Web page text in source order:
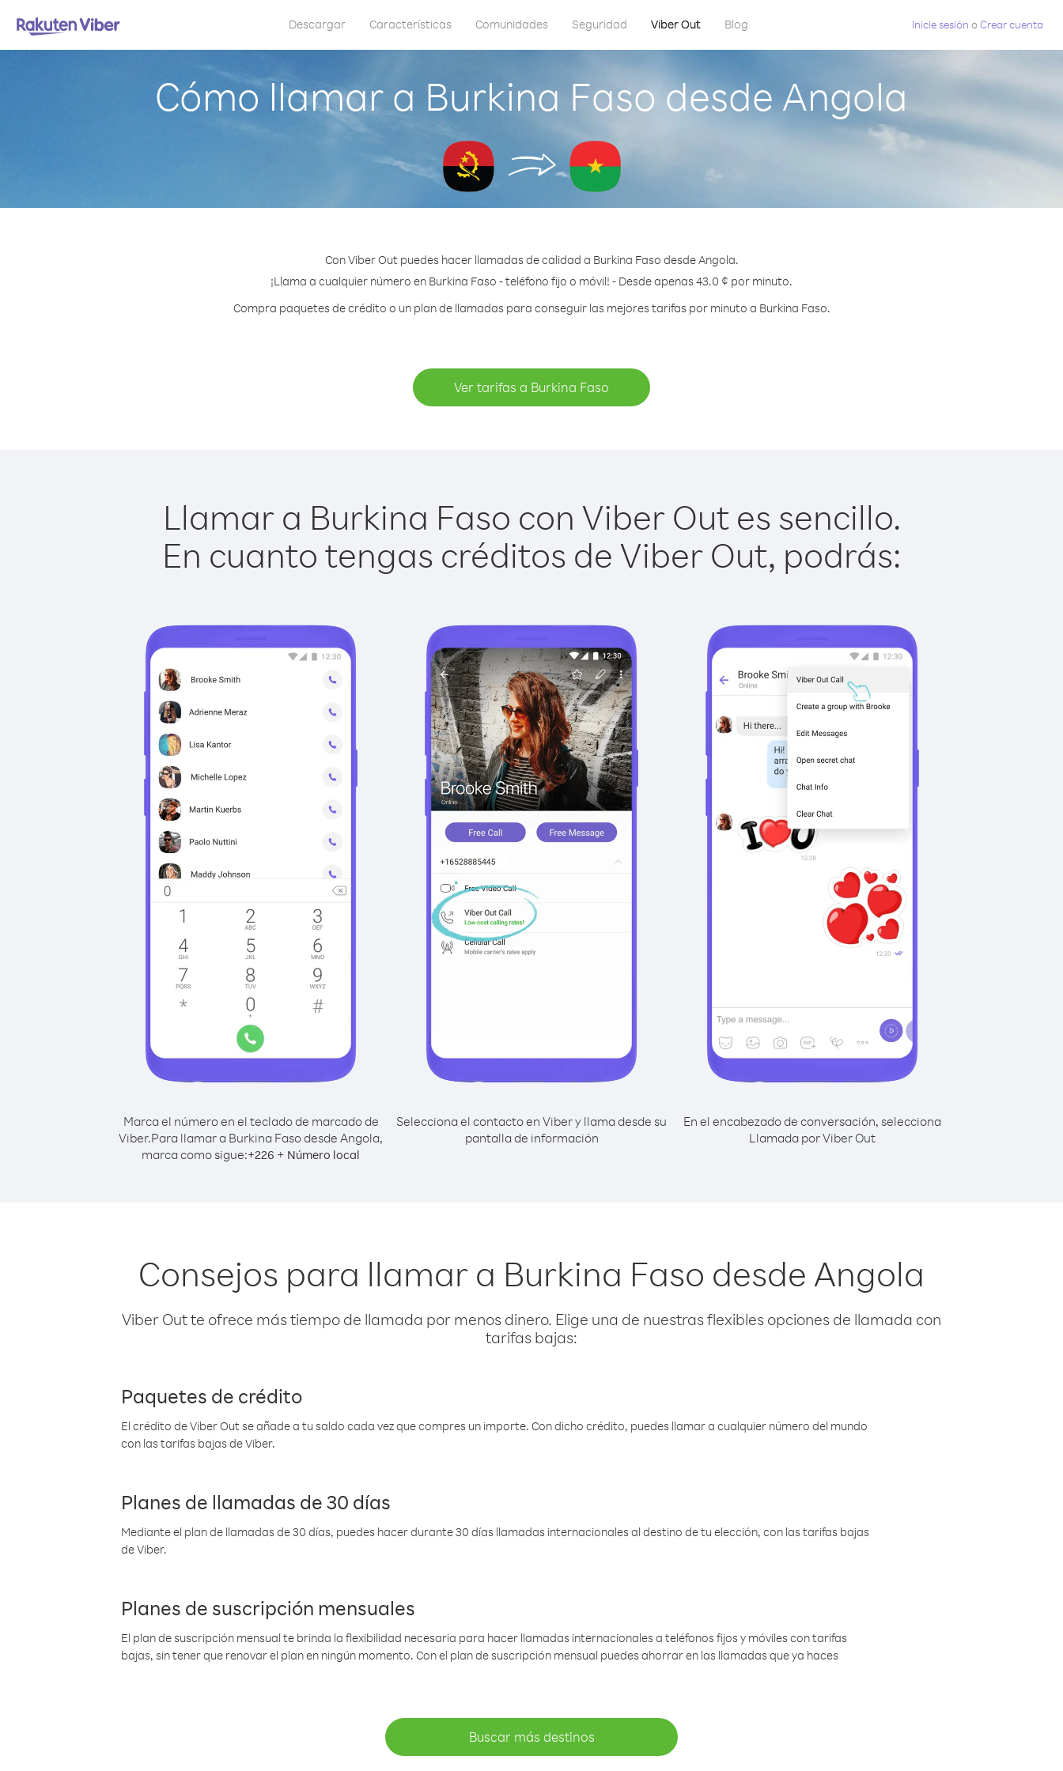
Descargar Características Comunidades Seguridad Viber Out Blog Inicie sesión oCrear cuenta
Cómo llamar a Burkina Faso desde Angola
Con Viber Out puedes hacer llamadas de calidad a Burkina Faso desde Angola.
¡Llama a cualquier número en Burkina Faso - teléfono fijo o móvil! - Desde apenas 43.0 ¢ por minuto.
Compra paquetes de crédito o un plan de llamadas para conseguir las mejores tarifas por minuto a Burkina Faso.
Ver tarifas a Burkina Faso
Llamar a Burkina Faso con Viber Out es sencillo.
En cuanto tengas créditos de Viber Out, podrás:
Marca el número en el teclado de marcado de
Viber.Para llamar a Burkina Faso desde Angola,
marca como sigue:+226 + Número local
Selecciona el contacto en Viber y llama desde su
pantalla de información
En el encabezado de conversación, selecciona
Llamada por Viber Out
Consejos para llamar a Burkina Faso desde Angola
Viber Out te ofrece más tiempo de llamada por menos dinero. Elige una de nuestras flexibles opciones de llamada con
tarifas bajas:
Paquetes de crédito
El crédito de Viber Out se añade a tu saldo cada vez que compres un importe. Con dicho crédito, puedes llamar a cualquier número del mundo
con las tarifas bajas de Viber.
Planes de llamadas de 30 días
Mediante el plan de llamadas de 30 días, puedes hacer durante 30 días llamadas internacionales al destino de tu elección, con las tarifas bajas
de Viber.
Planes de suscripción mensuales
El plan de suscripción mensual te brinda la flexibilidad necesaria para hacer llamadas internacionales a teléfonos fijos y móviles con tarifas
bajas, sin tener que renovar el plan en ningún momento. Con el plan de suscripción mensual puedes ahorrar en las llamadas que ya haces
Buscar más destinos